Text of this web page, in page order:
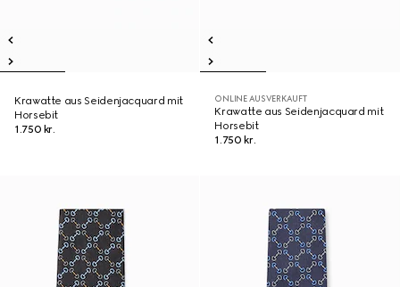
Krawatte aus Seidenjacquard mit
Horsebit
1.750 kr.
ONLINE AUSVERKAUFT
Krawatte aus Seidenjacquard mit
Horsebit
1.750 kr.